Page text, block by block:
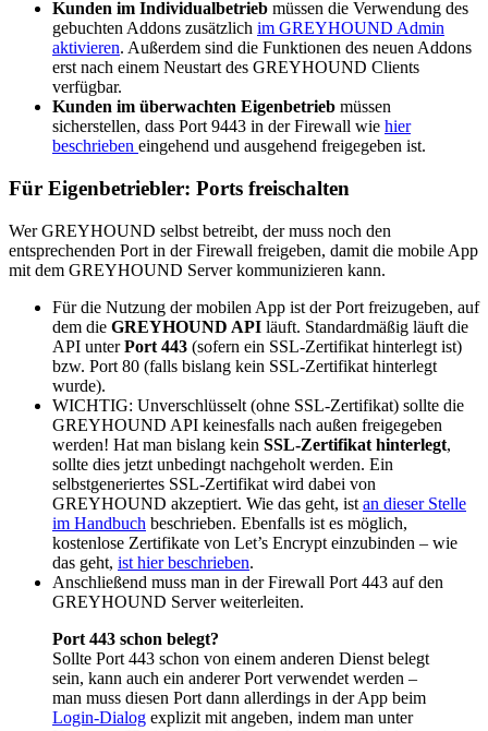
Kunden im Individualbetrieb müssen die Verwendung des
gebuchten Addons zusätzlich im GREYHOUND Admin
aktivieren. Außerdem sind die Funktionen des neuen Addons
erst nach einem Neustart des GREYHOUND Clients
verfügbar.
Kunden im überwachten Eigenbetrieb müssen
sicherstellen, dass Port 9443 in der Firewall wie hier
beschrieben eingehend und ausgehend freigegeben ist.
Für Eigenbetriebler: Ports freischalten
Wer GREYHOUND selbst betreibt, der muss noch den
entsprechenden Port in der Firewall freigeben, damit die mobile App
mit dem GREYHOUND Server kommunizieren kann.
Für die Nutzung der mobilen App ist der Port freizugeben, auf
dem die GREYHOUND API läuft. Standardmäßig läuft die
API unterPort 443 (sofern ein SSL-Zertifikat hinterlegt ist)
bzw. Port 80 (falls bislang kein SSL-Zertifikat hinterlegt
wurde).
WICHTIG: Unverschlüsselt (ohne SSL-Zertifikat) sollte die
GREYHOUND API keinesfalls nach außen freigegeben
werden! Hat man bislang kein SSL-Zertifikat hinterlegt,
sollte dies jetzt unbedingt nachgeholt werden. Ein
selbstgeneriertes SSL-Zertifikat wird dabei von
GREYHOUND akzeptiert. Wie das geht, ist an dieser Stelle
im Handbuch beschrieben. Ebenfalls ist es möglich,
kostenlose Zertifikate von Let’s Encrypt einzubinden – wie
das geht, ist hier beschrieben.
Anschließend muss man in der Firewall Port 443 auf den
GREYHOUND Server weiterleiten.
Port 443 schon belegt?
Sollte Port 443 schon von einem anderen Dienst belegt
sein, kann auch ein anderer Port verwendet werden –
man muss diesen Port dann allerdings in der App beim
Login-Dialog explizit mit angeben, indem man unter